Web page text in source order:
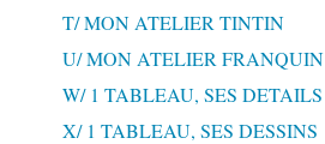
T/ MON ATELIER TINTIN
U/ MON ATELIER FRANQUIN
W/ 1 TABLEAU, SES DETAILS
X/ 1 TABLEAU, SES DESSINS